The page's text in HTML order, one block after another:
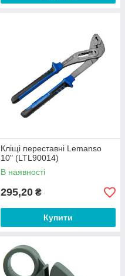
Кліщі переставні Lemanso
10" (LTL90014)
В наявності
295,20 ₴
Купити